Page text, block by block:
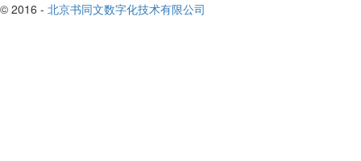
© 2016 - 北京书同文数字化技术有限公司